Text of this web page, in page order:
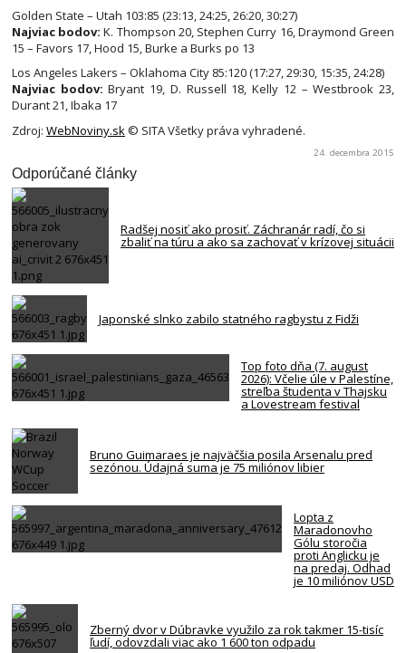
Golden State – Utah 103:85 (23:13, 24:25, 26:20, 30:27)
Najviac bodov: K. Thompson 20, Stephen Curry 16, Draymond Green
15 – Favors 17, Hood 15, Burke a Burks po 13
Los Angeles Lakers – Oklahoma City 85:120 (17:27, 29:30, 15:35, 24:28)
Najviac bodov: Bryant 19, D. Russell 18, Kelly 12 – Westbrook 23,
Durant 21, Ibaka 17
Zdroj: WebNoviny.sk © SITA Všetky práva vyhradené.
24. decembra 2015
Odporúčané články
Radšej nosiť ako prosiť. Záchranár radí, čo si
zbaliť na túru a ako sa zachovať v krízovej situácii
Japonské slnko zabilo statného ragbystu z Fidži
Top foto dňa (7. august
2026): Včelie úle v Palestíne,
streľba študenta v Thajsku
a Lovestream festival
Bruno Guimaraes je najväčšia posila Arsenalu pred
sezónou. Údajná suma je 75 miliónov libier
Lopta z
Maradonovho
Gólu storočia
proti Anglicku je
na predaj. Odhad
je 10 miliónov USD
Zberný dvor v Dúbravke využilo za rok takmer 15-tisíc
ľudí, odovzdali viac ako 1 600 ton odpadu